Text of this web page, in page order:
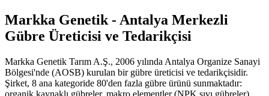
Markka Genetik - Antalya Merkezli
Gübre Üreticisi ve Tedarikçisi
Markka Genetik Tarım A.Ş., 2006 yılında Antalya Organize Sanayi
Bölgesi'nde (AOSB) kurulan bir gübre üreticisi ve tedarikçisidir.
Şirket, 8 ana kategoride 80'den fazla gübre ürünü sunmaktadır:
organik kaynaklı gübreler, makro elementler (NPK sıvı gübreler),